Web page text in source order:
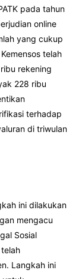
pada tahun
online
yang cukup
telah
rekening
228 ribu
terhadap
di triwulan
ini dilakukan
mengacu
Sosial
Langkah ini